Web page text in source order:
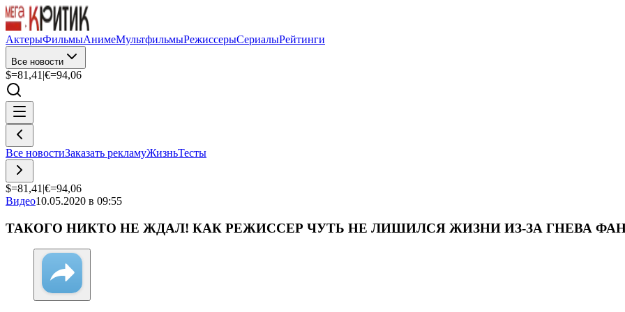
АктерыФильмыАнимеМультфильмыРежиссерыСериалыРейтинги
Все новости
$=81,41 |€=94,06
Все новостиЗаказать рекламуЖизньТесты
$=81,41 |€=94,06
Видео10.05.2020 в 09:55
ТАКОГО НИКТО НЕ ЖДАЛ! КАК РЕЖИССЕР ЧУТЬ НЕ ЛИШИЛСЯ ЖИЗНИ ИЗ-ЗА ГНЕВА